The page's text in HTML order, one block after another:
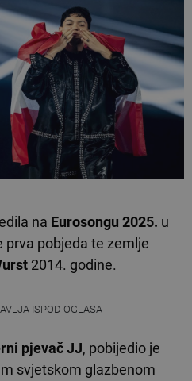
na Eurosongu 2025. u
prva pobjeda te zemlje
2014. godine.
ISPOD OGLASA
pjevač JJ, pobijedio je
svjetskom glazbenom